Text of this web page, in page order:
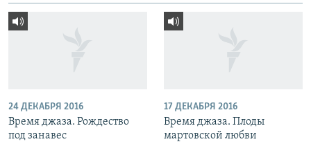
24 ДЕКАБРЯ 2016
Время джаза. Рождество
под занавес
17 ДЕКАБРЯ 2016
Время джаза. Плоды
мартовской любви